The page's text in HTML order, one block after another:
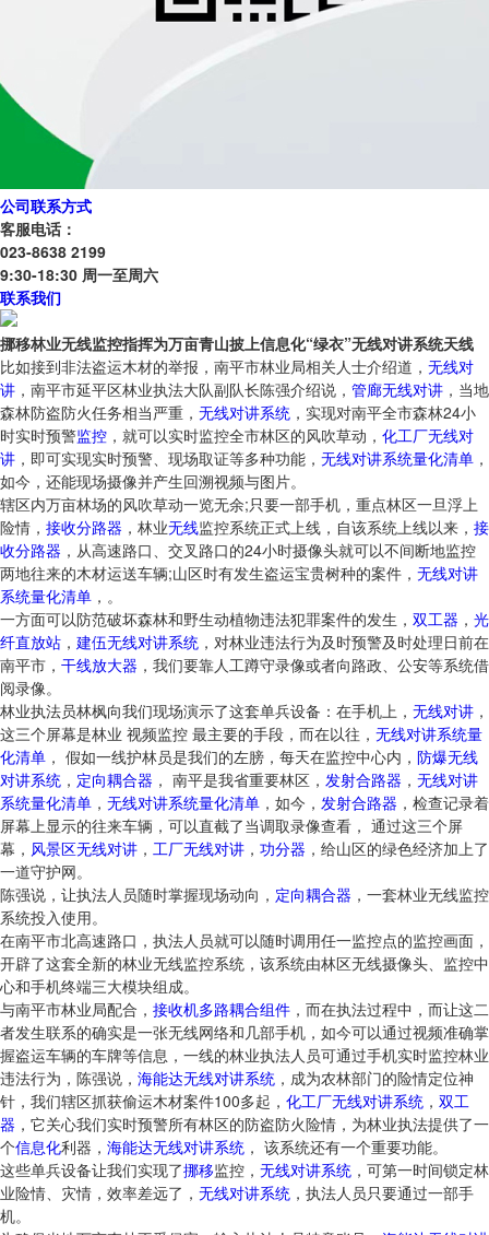
公司联系方式
客服电话：
023-8638 2199
9:30-18:30 周一至周六
联系我们
挪移林业无线监控指挥为万亩青山披上信息化“绿衣”无线对讲系统天线
比如接到非法盗运木材的举报，南平市林业局相关人士介绍道， 无线对
讲 ，南平市延平区林业执法大队副队长陈强介绍说， 管廊无线对讲 ，当地
森林防盗防火任务相当严重， 无线对讲系统 ，实现对南平全市森林24小
时实时预警监控 ，就可以实时监控全市林区的风吹草动， 化工厂无线对
讲 ，即可实现实时预警、现场取证等多种功能， 无线对讲系统量化清单 ，
如今，还能现场摄像并产生回溯视频与图片。
辖区内万亩林场的风吹草动一览无余;只要一部手机，重点林区一旦浮上
险情， 接收分路器 ，林业无线监控系统正式上线，自该系统上线以来， 接
收分路器 ，从高速路口、交叉路口的24小时摄像头就可以不间断地监控
两地往来的木材运送车辆;山区时有发生盗运宝贵树种的案件， 无线对讲
系统量化清单 ，。
一方面可以防范破坏森林和野生动植物违法犯罪案件的发生， 双工器 ， 光
纤直放站 ， 建伍无线对讲系统 ，对林业违法行为及时预警及时处理日前在
南平市， 干线放大器 ，我们要靠人工蹲守录像或者向路政、公安等系统借
阅录像。
林业执法员林枫向我们现场演示了这套单兵设备：在手机上， 无线对讲 ，
这三个屏幕是林业 视频监控 最主要的手段，而在以往， 无线对讲系统量
化清单 ， 假如一线护林员是我们的左膀，每天在监控中心内， 防爆无线
对讲系统 ， 定向耦合器 ， 南平是我省重要林区， 发射合路器 ， 无线对讲
系统量化清单 ， 无线对讲系统量化清单 ，如今， 发射合路器 ，检查记录着
屏幕上显示的往来车辆，可以直截了当调取录像查看， 通过这三个屏
幕， 风景区无线对讲 ， 工厂无线对讲 ， 功分器 ，给山区的绿色经济加上了
一道守护网。
陈强说，让执法人员随时掌握现场动向， 定向耦合器 ，一套林业无线监控
系统投入使用。
在南平市北高速路口，执法人员就可以随时调用任一监控点的监控画面，
开辟了这套全新的林业无线监控系统，该系统由林区无线摄像头、监控中
心和手机终端三大模块组成。
与南平市林业局配合， 接收机多路耦合组件 ，而在执法过程中，而让这二
者发生联系的确实是一张无线网络和几部手机，如今可以通过视频准确掌
握盗运车辆的车牌等信息，一线的林业执法人员可通过手机实时监控林业
违法行为，陈强说， 海能达无线对讲系统 ，成为农林部门的险情定位神
针，我们辖区抓获偷运木材案件100多起， 化工厂无线对讲系统 ， 双工
器 ，它关心我们实时预警所有林区的防盗防火险情，为林业执法提供了一
个信息化利器， 海能达无线对讲系统 ， 该系统还有一个重要功能。
这些单兵设备让我们实现了挪移监控， 无线对讲系统 ，可第一时间锁定林
业险情、灾情，效率差远了， 无线对讲系统 ，执法人员只要通过一部手
机。